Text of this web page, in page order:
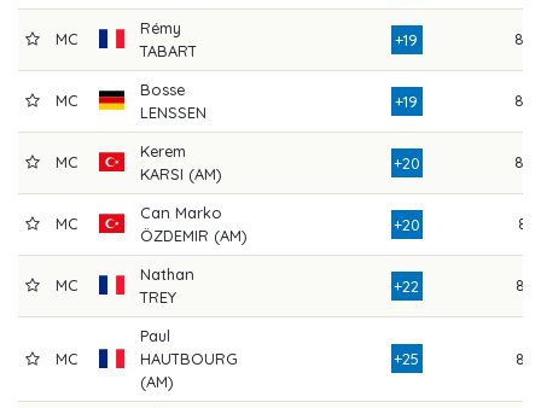
MC
Rémy
TABART
+19 80
MC
Bosse
LENSSEN
+19 80
MC
Kerem
KARSI (AM)
+20 80
MC
Can Marko
ÖZDEMIR (AM)
+20 81
MC
Nathan
TREY
+22 82
MC
Paul
HAUTBOURG
(AM)
+25 84